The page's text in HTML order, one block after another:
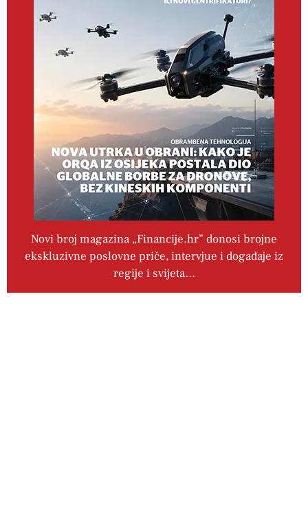
Novi broj magazina „Financije.hr” donosi brojne
ekskluzivne poslovne priče, intervjue i događaje iz
regije i svijeta…